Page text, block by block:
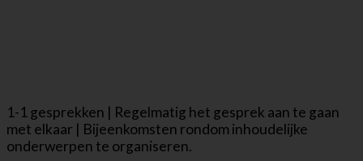
1-1 gesprekken | Regelmatig het gesprek aan te gaan
met elkaar | Bijeenkomsten rondom inhoudelijke
onderwerpen te organiseren.